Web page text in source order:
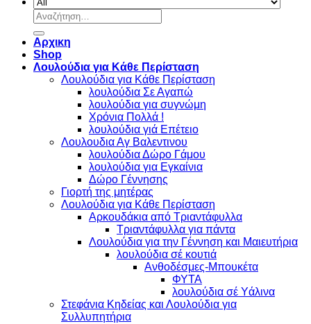
Αναζήτηση
για:
Αρχικη
Shop
Λουλούδια για Κάθε Περίσταση
Λουλούδια για Κάθε Περίσταση
λουλούδια Σε Αγαπώ
λουλούδια για συγνώμη
Χρόνια Πολλά !
λουλούδια γιά Επέτειο
Λουλουδια Αγ Βαλεντινου
λουλούδια Δώρο Γάμου
λουλούδια για Εγκαίνια
Δώρο Γέννησης
Γιορτή της μητέρας
Λουλούδια για Κάθε Περίσταση
Αρκουδάκια από Τριαντάφυλλα
Τριαντάφυλλα για πάντα
Λουλούδια για την Γέννηση και Μαιευτήρια
λουλούδια σέ κουτιά
Ανθοδέσμες-Μπουκέτα
ΦΥΤΑ
λουλούδια σέ Υάλινα
Στεφάνια Κηδείας και Λουλούδια για
Συλλυπητήρια